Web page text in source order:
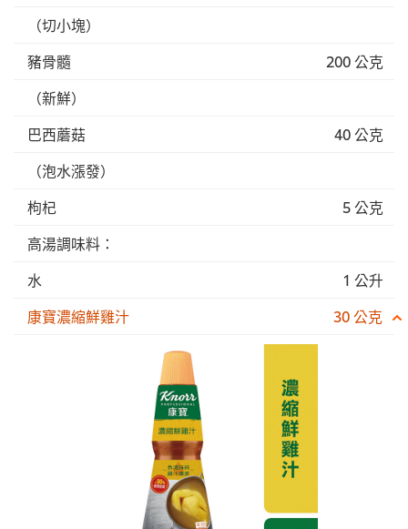
（切小塊）
豬骨髓
200 公克
（新鮮）
巴西蘑菇
40 公克
（泡水漲發）
枸杞
5 公克
高湯調味料：
水
1 公升
康寶濃縮鮮雞汁
30 公克